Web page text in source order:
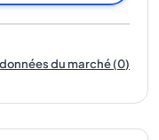
du marché(0)